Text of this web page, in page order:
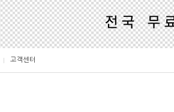
고객센터